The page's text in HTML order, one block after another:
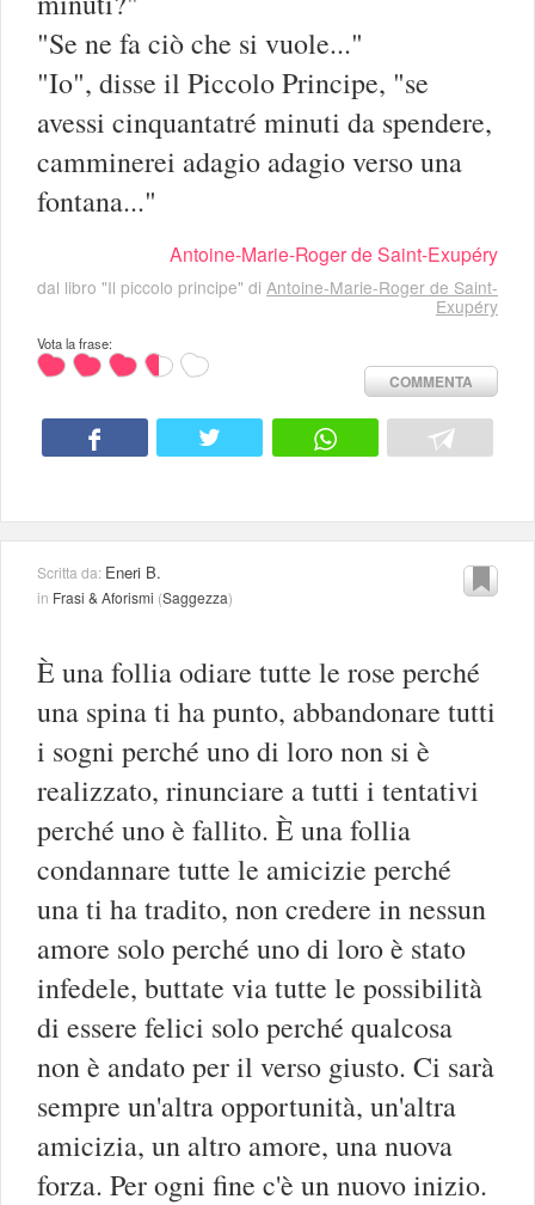
"Se ne fa ciò che si vuole..."
"Io", disse il Piccolo Principe, "se
avessi cinquantatré minuti da spendere,
camminerei adagio adagio verso una
fontana..."
Antoine-Marie-Roger de Saint-Exupéry
dal libro "Il piccolo principe" di Antoine-Marie-Roger de Saint-
Exupéry
Vota la frase:
COMMENTA
Scritta da: Eneri B.
in Frasi & Aforismi (Saggezza)
È una follia odiare tutte le rose perché
una spina ti ha punto, abbandonare tutti
i sogni perché uno di loro non si è
realizzato, rinunciare a tutti i tentativi
perché uno è fallito. È una follia
condannare tutte le amicizie perché
una ti ha tradito, non credere in nessun
amore solo perché uno di loro è stato
infedele, buttate via tutte le possibilità
di essere felici solo perché qualcosa
non è andato per il verso giusto. Ci sarà
sempre un'altra opportunità, un'altra
amicizia, un altro amore, una nuova
forza. Per ogni fine c'è un nuovo inizio.